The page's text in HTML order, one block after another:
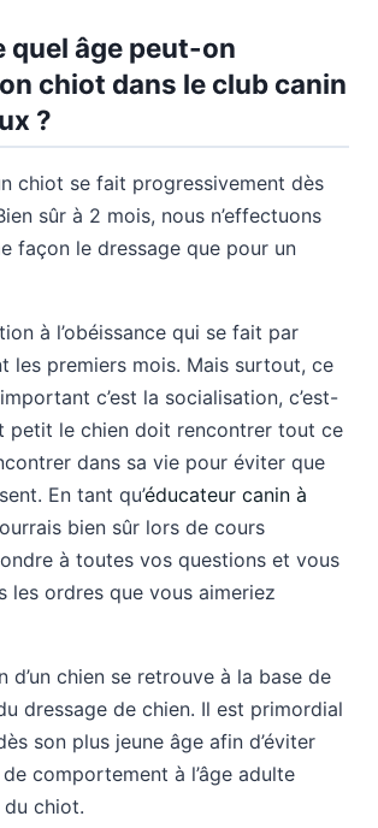
quel âge peut-on
chiot dans le club canin
?
chiot se fait progressivement dès
sûr à 2 mois, nous n’effectuons
façon le dressage que pour un
à l’obéissance qui se fait par
les premiers mois. Mais surtout, ce
c’est la socialisation, c’est-
petit le chien doit rencontrer tout ce
dans sa vie pour éviter que
En tant qu’éducateur canin à
bien sûr lors de cours
à toutes vos questions et vous
les ordres que vous aimeriez
d’un chien se retrouve à la base de
dressage de chien. Il est primordial
son plus jeune âge afin d’éviter
comportement à l’âge adulte
du chiot.